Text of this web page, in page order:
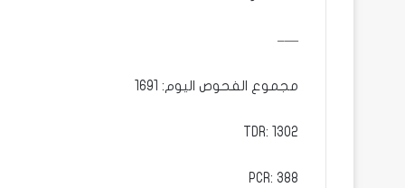
—–
مجموع الفحوص اليوم: 1691
TDR: 1302
PCR: 388